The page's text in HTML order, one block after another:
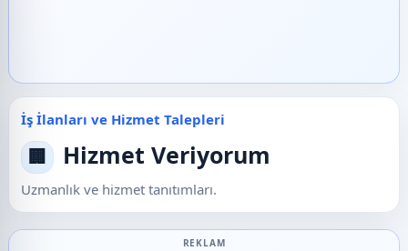
İş İlanları ve Hizmet Talepleri
🏢 Hizmet Veriyorum
Uzmanlık ve hizmet tanıtımları.
REKLAM